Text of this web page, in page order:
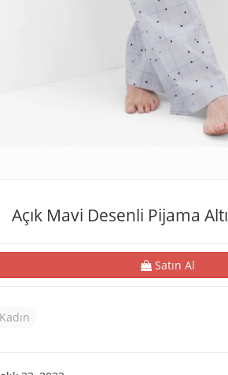
Açık Mavi Desenli Pijama Altı
Satın Al
Kadın